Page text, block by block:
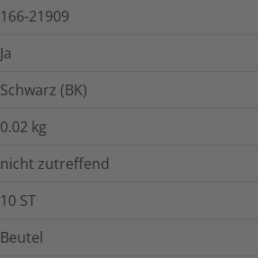
166-21909
Ja
Schwarz (BK)
0.02 kg
nicht zutreffend
10 ST
Beutel